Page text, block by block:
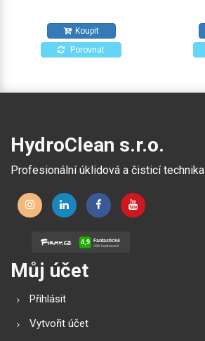
povrchů odolných proti
působení alkoholů.
Koupit
Porovnat
HydroClean s.r.o.
Profesionální úklidová a čisticí technika
Můj účet
Přihlásit
Vytvořit účet